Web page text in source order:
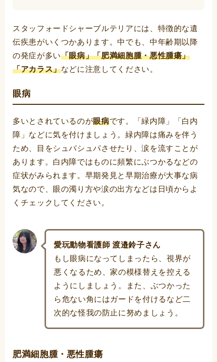
スタッフォードシャーブルテリアには、特徴的な遺
伝疾患がいくつかあります。中でも、中年齢期以降
の発症が多い「眼病」「肥満細胞腫・悪性腫瘍」
「アカラス」などに注意してください。
眼病
多いとされているのが眼病です。「緑内障」「白内
障」などに気を付けましょう。緑内障は痛みを伴う
ため、目をシュパシュパさせたり、涙を流すことが
あります。白内障ではものに頻繁にぶつかるなどの
症状がみられます。早期発見と早期治療が大事な病
気なので、眼の濁り方や涙の出方などは日頃からよ
くチェックしてください。
愛玩動物看護師 渡邉鈴子さん
もし眼病になってしまったら、視界が
悪くなるため、家の模様替えを控える
ようにしましょう。また、ぶつかった
ら危ない角にはガードを付けるなど二
次的な怪我の防止に努めましょう。
肥満細胞腫・悪性腫瘍